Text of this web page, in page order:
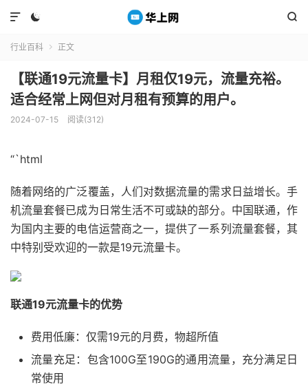
 

行业百科  正文
【联通19元流量卡】月租仅19元，流量充裕。
适合经常上网但对月租有预算的用户。
2024-07-15 阅读(312)
“`html
随着网络的广泛覆盖，人们对数据流量的需求日益增长。手
机流量套餐已成为日常生活不可或缺的部分。中国联通，作
为国内主要的电信运营商之一，提供了一系列流量套餐，其
中特别受欢迎的一款是19元流量卡。
联通19元流量卡的优势
费用低廉：仅需19元的月费，物超所值
流量充足：包含100G至190G的通用流量，充分满足日
常使用